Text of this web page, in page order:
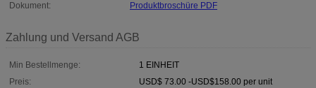
Dokument:
Produktbroschüre PDF
Zahlung und Versand AGB
Min Bestellmenge:
1 EINHEIT
Preis:
USD$ 73.00 -USD$158.00 per unit